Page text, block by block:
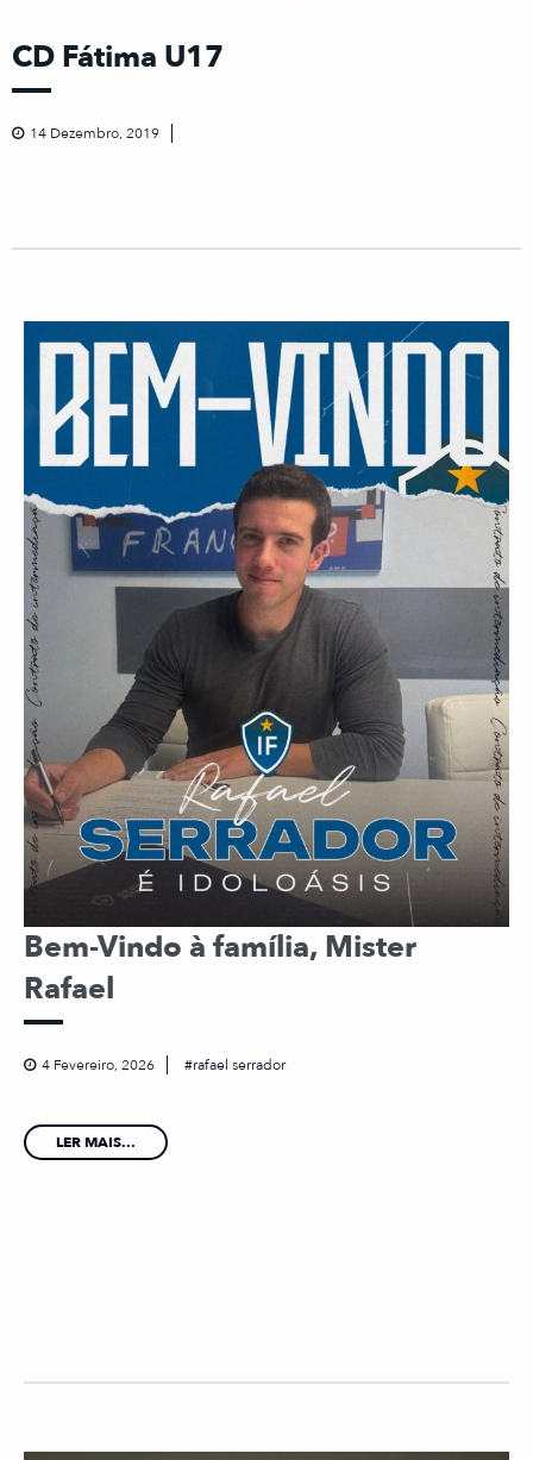
CD Fátima U17
14 Dezembro, 2019
Bem-Vindo à família, Mister
Rafael
4 Fevereiro, 2026 rafael serrador
LER MAIS...